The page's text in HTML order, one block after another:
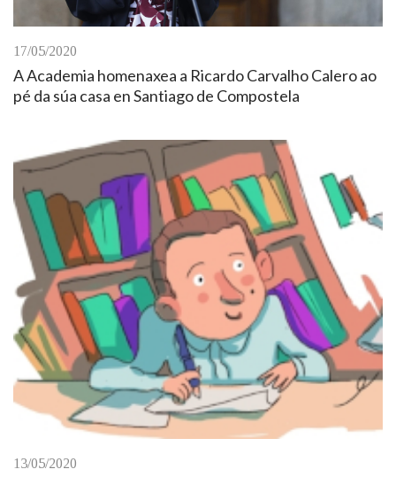
17/05/2020
A Academia homenaxea a Ricardo Carvalho Calero ao
pé da súa casa en Santiago de Compostela
13/05/2020